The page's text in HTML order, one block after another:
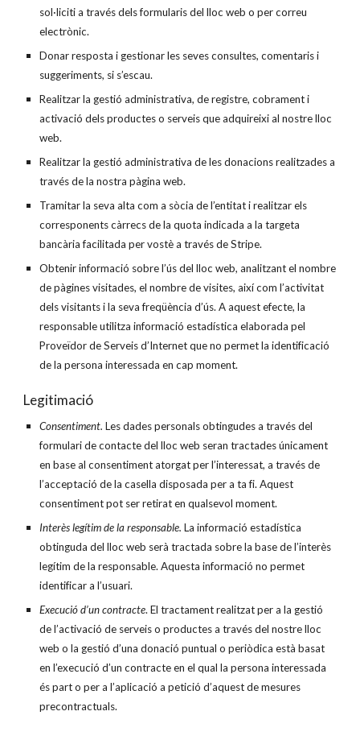
sol·liciti a través dels formularis del lloc web o per correu
electrònic.
Donar resposta i gestionar les seves consultes, comentaris i
suggeriments, si s’escau.
Realitzar la gestió administrativa, de registre, cobrament i
activació dels productes o serveis que adquireixi al nostre lloc
web.
Realitzar la gestió administrativa de les donacions realitzades a
través de la nostra pàgina web.
Tramitar la seva alta com a sòcia de l’entitat i realitzar els
corresponents càrrecs de la quota indicada a la targeta
bancària facilitada per vostè a través de Stripe.
Obtenir informació sobre l’ús del lloc web, analitzant el nombre
de pàgines visitades, el nombre de visites, així com l’activitat
dels visitants i la seva freqüència d’ús. A aquest efecte, la
responsable utilitza informació estadística elaborada pel
Proveïdor de Serveis d’Internet que no permet la identificació
de la persona interessada en cap moment.
Legitimació
Consentiment.Les dades personals obtingudes a través del
formulari de contacte del lloc web seran tractades únicament
en base al consentiment atorgat per l’interessat, a través de
l’acceptació de la casella disposada per a ta fi. Aquest
consentiment pot ser retirat en qualsevol moment.
Interès legítim de la responsable.La informació estadística
obtinguda del lloc web serà tractada sobre la base de l’interès
legítim de la responsable. Aquesta informació no permet
identificar a l’usuari.
Execució d’un contracte. El tractament realitzat per a la gestió
de l’activació de serveis o productes a través del nostre lloc
web o la gestió d’una donació puntual o periòdica està basat
en l’execució d’un contracte en el qual la persona interessada
és part o per a l’aplicació a petició d’aquest de mesures
precontractuals.